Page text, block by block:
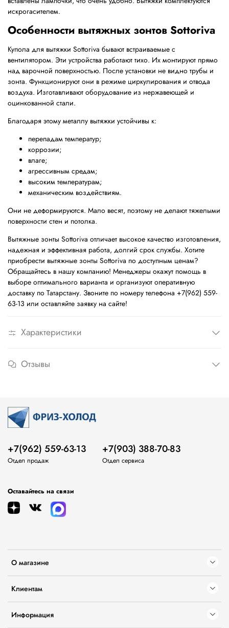
искрогасителем.
Особенности вытяжных зонтов Sottoriva
Купола для вытяжки Sottoriva бывают встраиваемые с
вентилятором. Эти устройства работают тихо. Их монтируют прямо
над варочной поверхностью. После установки не видно трубы и
зонта. Функционируют они в режиме циркулирования и отвода
воздуха. Изготавливают оборудование из нержавеющей и
оцинкованной стали.
Благодаря этому металлу вытяжки устойчивы к:
перепадам температур;
коррозии;
влаге;
агрессивным средам;
высоким температурам;
механическим воздействиям.
Они не деформируются. Мало весят, поэтому не делают тяжелыми
поверхности стен и потолка.
Вытяжные зонты Sottoriva отличает высокое качество изготовления,
надежная и эффективная работа, долгий срок службы. Хотите
приобрести вытяжные зонты Sottoriva по доступным ценам?
Обращайтесь в нашу компанию! Менеджеры окажут помощь в
выборе оптимального варианта и организуют оперативную
доставку по Татарстану. Звоните по номеру телефона +7(962) 559-
63-13 или оставляйте заявку на сайте!
Характеристики
Отзывы
О магазине
Клиентам
Информация
+7(962) 559-63-13
Отдел продаж
+7(903) 388-70-83
Отдел сервиса
Оставайтесь на связи